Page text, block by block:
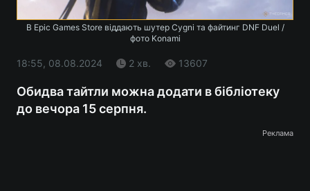
В Epic Games Store віддають шутер Cygni та файтинг DNF Duel /
фото Konami
18:55, 08.08.2024 2 хв. 13607
Обидва тайтли можна додати в бібліотеку
до вечора 15 серпня.
Реклама